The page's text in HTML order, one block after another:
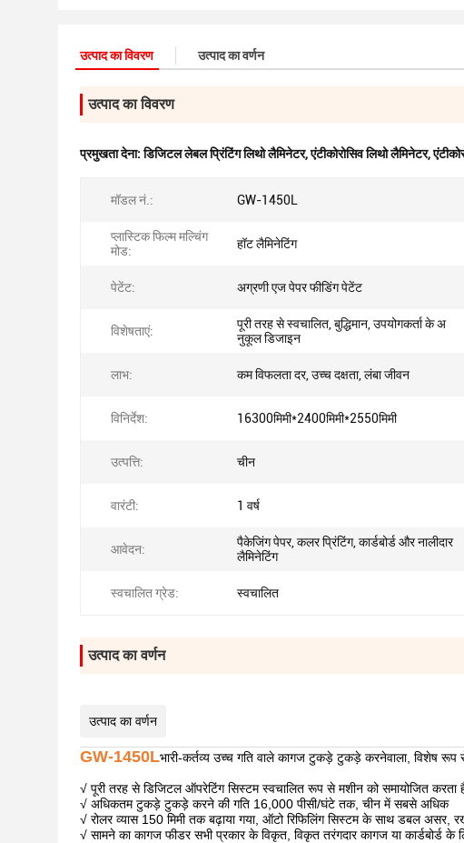
उत्पाद का विवरण उत्पाद का वर्णन
उत्पाद का विवरण
प्रमुखता देना:डिजिटल लेबल प्रिंटिंग लिथो लैमिनेटर,एंटीकोरोसिव लिथो लैमिनेटर,
मॉडल नं.: GW-1450L
प्लास्टिक फिल्म मल्चिंग
मोड:
हॉट लैमिनेटिंग
पेटेंट: अग्रणी एज पेपर फीडिंग पेटेंट
विशेषताएं:
पूरी तरह से स्वचालित, बुद्धिमान, उपयोगकर्ता के अ
नुकूल डिजाइन
लाभ: कम विफलता दर, उच्च दक्षता, लंबा जीवन
विनिर्देश: 16300मिमी*2400मिमी*2550मिमी
उत्पत्ति: चीन
वारंटी: 1 वर्ष
आवेदन:
पैकेजिंग पेपर, कलर प्रिंटिंग, कार्डबोर्ड और नालीदार
लैमिनेटिंग
स्वचालित ग्रेड: स्वचालित
उत्पाद का वर्णन
उत्पाद का वर्णन
GW-1450Lभारी-कर्तव्य उच्च गति वाले कागज टुकड़े टुकड़े करनेवाला, विशेष रूप
√ पूरी तरह से डिजिटल ऑपरेटिंग सिस्टम स्वचालित रूप से मशीन को समायोजित करता
√ अधिकतम टुकड़े टुकड़े करने की गति 16,000 पीसी/घंटे तक, चीन में सबसे अधिक
√ रोलर व्यास 150 मिमी तक बढ़ाया गया, ऑटो रिफिलिंग सिस्टम के साथ डबल असर,
√ सामने का कागज फीडर सभी प्रकार के विकृत, विकृत तरंगदार कागज या कार्डबोर्ड के